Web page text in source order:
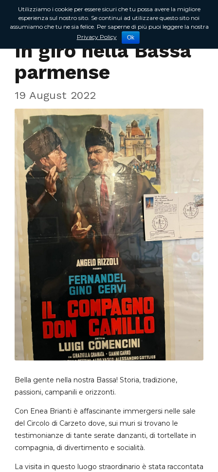
Incontri sul territorio
In giro nella Bassa
parmense
19 August 2022
Bella gente nella nostra Bassa! Storia, tradizione,
passioni, campanili e orizzonti.
Con Enea Brianti è affascinante immergersi nelle sale
del Circolo di Carzeto dove, sui muri si trovano le
testimonianze di tante serate danzanti, di tortellate in
compagnia, di divertimento e socialità.
La visita in questo luogo straordinario è stata raccontata
Utilizziamo i cookie per essere sicuri che tu possa avere la migliore
esperienza sul nostro sito. Se continui ad utilizzare questo sito noi
assumiamo che tu ne sia felice. Per saperne di più puoi leggere la nostra
Privacy Policy
Ok